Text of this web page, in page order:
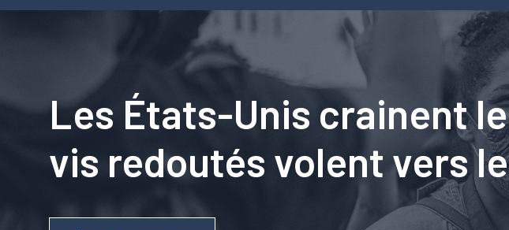
Les États-Unis crainent
vis redoutés volent vers